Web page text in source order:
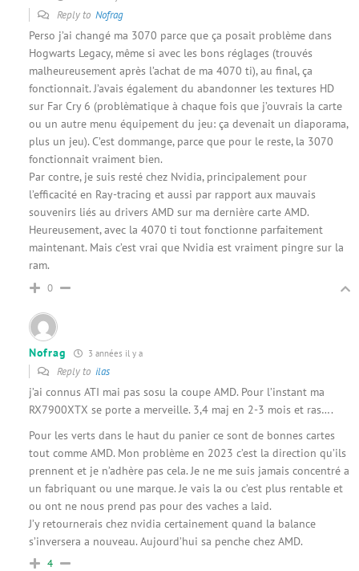
Reply to Nofrag
Perso j’ai changé ma 3070 parce que ça posait problème dans
Hogwarts Legacy, même si avec les bons réglages (trouvés
malheureusement après l’achat de ma 4070 ti), au final, ça
fonctionnait. J’avais également du abandonner les textures HD
sur Far Cry 6 (problèmatique à chaque fois que j’ouvrais la carte
ou un autre menu équipement du jeu: ça devenait un diaporama,
plus un jeu). C’est dommange, parce que pour le reste, la 3070
fonctionnait vraiment bien.
Par contre, je suis resté chez Nvidia, principalement pour
l’efficacité en Ray-tracing et aussi par rapport aux mauvais
souvenirs liés au drivers AMD sur ma dernière carte AMD.
Heureusement, avec la 4070 ti tout fonctionne parfaitement
maintenant. Mais c’est vrai que Nvidia est vraiment pingre sur la
ram.
0
Nofrag 3 années il y a
Reply to ilas
j’ai connus ATI mai pas sosu la coupe AMD. Pour l’instant ma
RX7900XTX se porte a merveille. 3,4 maj en 2-3 mois et ras….
Pour les verts dans le haut du panier ce sont de bonnes cartes
tout comme AMD. Mon problème en 2023 c’est la direction qu’ils
prennent et je n’adhère pas cela. Je ne me suis jamais concentré a
un fabriquant ou une marque. Je vais la ou c’est plus rentable et
ou ont ne nous prend pas pour des vaches a laid.
J’y retournerais chez nvidia certainement quand la balance
s’inversera a nouveau. Aujourd’hui sa penche chez AMD.
4